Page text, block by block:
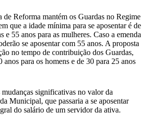
de Reforma mantém os Guardas no Regime
que a idade mínima para se aposentar é de
e 55 anos para as mulheres. Caso a emenda
se aposentar com 55 anos. A proposta
no tempo de contribuição dos Guardas,
anos para os homens e de 30 para 25 anos
mudanças significativas no valor da
Municipal, que passaria a se aposentar
do salário de um servidor da ativa.